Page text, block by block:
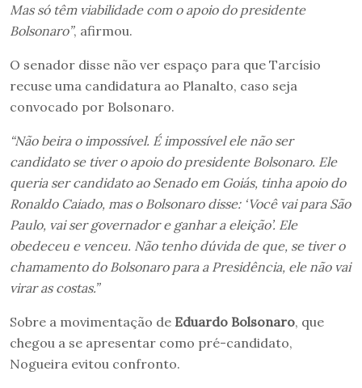
Mas só têm viabilidade com o apoio do presidente
Bolsonaro”, afirmou.
O senador disse não ver espaço para que Tarcísio
recuse uma candidatura ao Planalto, caso seja
convocado por Bolsonaro.
“Não beira o impossível. É impossível ele não ser
candidato se tiver o apoio do presidente Bolsonaro. Ele
queria ser candidato ao Senado em Goiás, tinha apoio do
Ronaldo Caiado, mas o Bolsonaro disse: ‘Você vai para São
Paulo, vai ser governador e ganhar a eleição’. Ele
obedeceu e venceu. Não tenho dúvida de que, se tiver o
chamamento do Bolsonaro para a Presidência, ele não vai
virar as costas.”
Sobre a movimentação de Eduardo Bolsonaro, que
chegou a se apresentar como pré-candidato,
Nogueira evitou confronto.